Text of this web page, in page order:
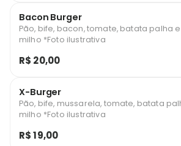
Bacon Burger
Pão, bife, bacon, tomate, batata palha e
milho *Foto ilustrativa
R$ 20,00
X-Burger
Pão, bife, mussarela, tomate, batata
milho *Foto ilustrativa
R$ 19,00